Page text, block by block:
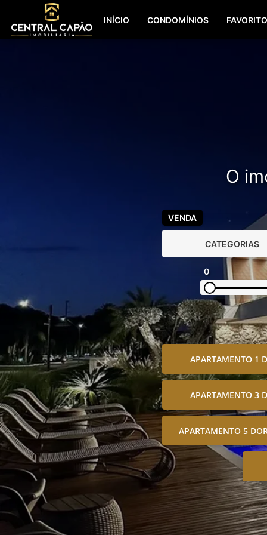
INÍCIO CONDOMÍNIOS
O
VENDA
CATEGORIAS
0
APARTAMENTO 1
APARTAMENTO 3
APARTAMENTO 5